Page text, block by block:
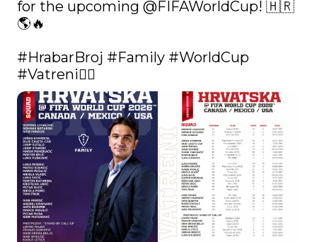
for the upcoming @FIFAWorldCup! 🇭🇷
🌎🔥
#HrabarBroj #Family #WorldCup
#Vatreni❤️‍🔥